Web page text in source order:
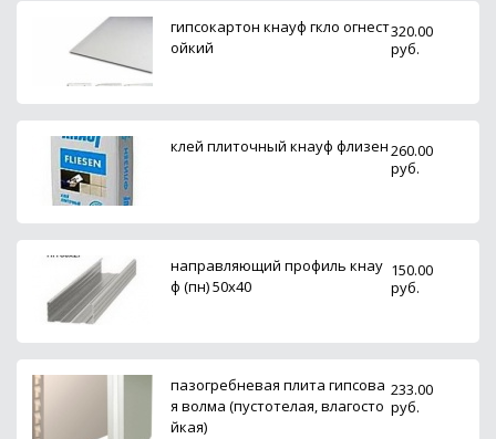
гипсокартон кнауф гкло огнест
ойкий
320.00
руб.
клей плиточный кнауф флизен260.00
руб.
направляющий профиль кнау
ф (пн) 50х40
150.00
руб.
пазогребневая плита гипсова
я волма (пустотелая, влагосто
йкая)
233.00
руб.